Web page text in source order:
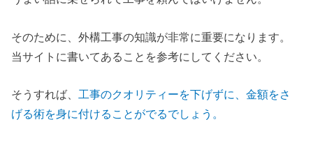
そのために、外構工事の知識が非常に重要になります。
当サイトに書いてあることを参考にしてください。
そうすれば、 工事のクオリティーを下げずに、金額をさ
げる術を身に付けることがでるでしょう。